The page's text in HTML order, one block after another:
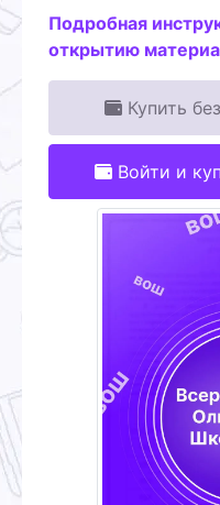
Подробная
открытию
Купить
Войти и